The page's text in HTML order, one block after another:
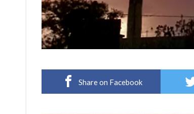
Share on Facebook